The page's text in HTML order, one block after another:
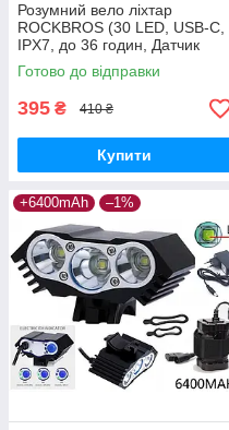
Розумний вело ліхтар
ROCKBROS (30 LED, USB-C,
IPX7, до 36 годин, Датчик
руху, Режим сну)
Готово до відправки
395 ₴ 410 ₴
Купити
+6400mAh –1%